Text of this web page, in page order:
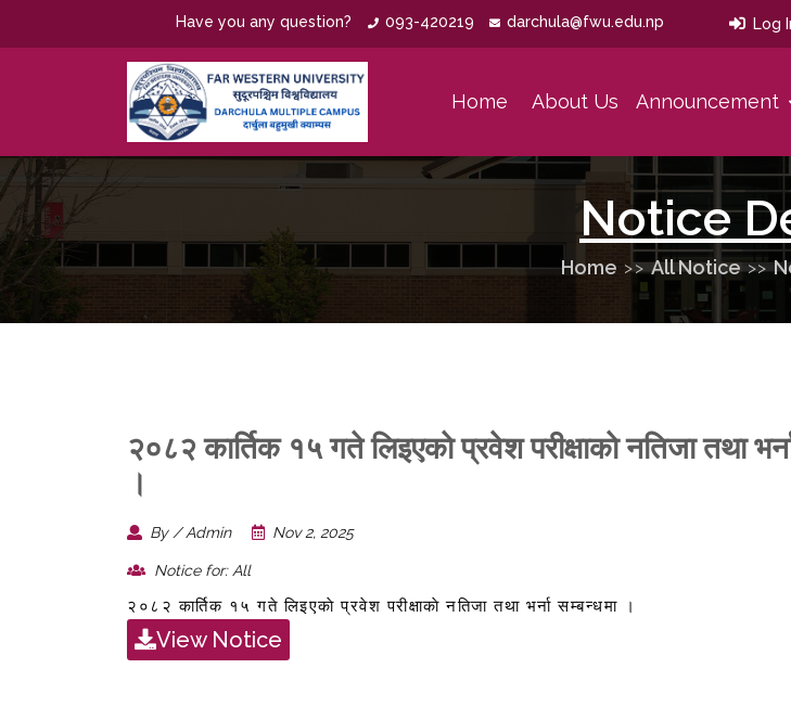
Have you any question? 093-420219 darchula@fwu.edu.np Log
Home About Us Announcement
Notice
Home All Notice
२०८२ कार्तिक १५ गते लिइएकाे प्रवेश परीक्षाकाे नतिजा तथा
।
By / Admin Nov 2, 2025
Notice for: All
२०८२ कार्तिक १५ गते लिइएकाे प्रवेश परीक्षाकाे नतिजा तथा भर्ना सम्बन्धमा ।
View Notice